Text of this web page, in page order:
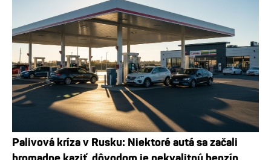
Palivová kríza v Rusku: Niektoré autá sa začali